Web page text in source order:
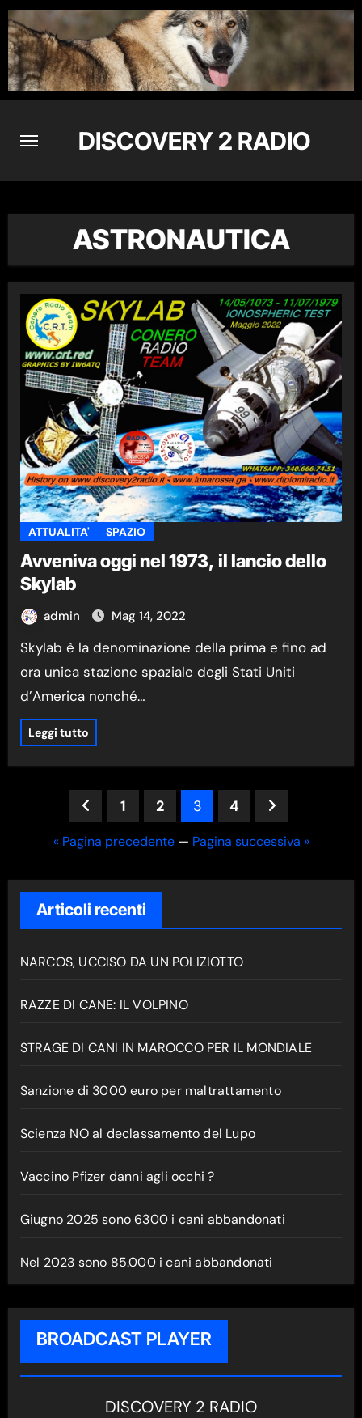
Skip
to
content
DISCOVERY 2 RADIO
ASTRONAUTICA
ATTUALITA' SPAZIO
Avveniva oggi nel 1973, il lancio dello
Skylab
admin Mag 14, 2022
Skylab è la denominazione della prima e fino ad
ora unica stazione spaziale degli Stati Uniti
d’America nonché…
Leggi tutto
Paginazione
degli
articoli
1 2 3 4
« Pagina precedente— Pagina successiva »
Articoli recenti
NARCOS, UCCISO DA UN POLIZIOTTO
RAZZE DI CANE: IL VOLPINO
STRAGE DI CANI IN MAROCCO PER IL MONDIALE
Sanzione di 3000 euro per maltrattamento
Scienza NO al declassamento del Lupo
Vaccino Pfizer danni agli occhi ?
Giugno 2025 sono 6300 i cani abbandonati
Nel 2023 sono 85.000 i cani abbandonati
BROADCAST PLAYER
DISCOVERY 2 RADIO